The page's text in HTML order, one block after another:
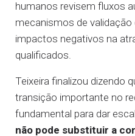
humanos revisem fluxos
mecanismos de
impactos negativos na
qualificados.
Teixeira finalizou dizendo
transição importante no
fundamental para dar
não pode substituir a